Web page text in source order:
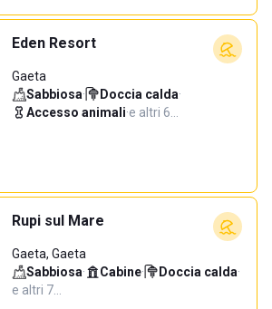
Eden Resort
Gaeta
Sabbiosa· Doccia calda·
Accesso animali·e altri 6…
Rupi sul Mare
Gaeta, Gaeta
Sabbiosa· Cabine· Doccia calda·
e altri 7…